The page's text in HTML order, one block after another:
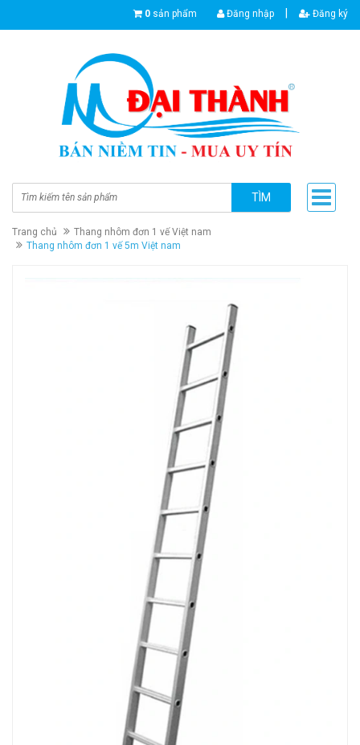
0 sản phẩm Đăng nhập Đăng ký
TÌM
Trang chủ
Thang nhôm đơn 1 vế Việt nam
Thang nhôm đơn 1 vế 5m Việt nam